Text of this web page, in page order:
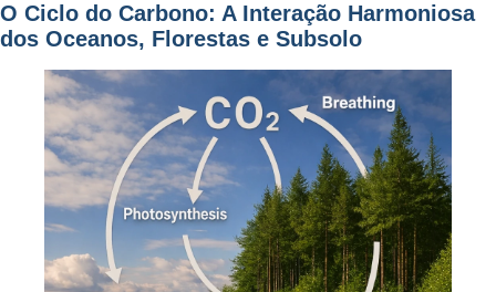
O Ciclo do Carbono: A Interação Harmoniosa
dos Oceanos, Florestas e Subsolo